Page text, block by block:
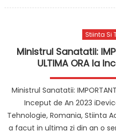
Stiinta Si
Ministrul Sanatatii:
ULTIMA ORA la
Ministrul Sanatatii:
Inceput de An 2023
Tehnologie, Romania, Stiinta
a facut in ultima zi din an o